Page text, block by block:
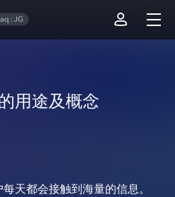
用途及概念
天都会接触到海量的信息。